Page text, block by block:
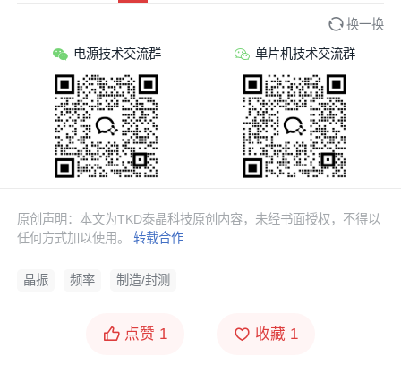
换一换
电源技术交流群 单片机技术交流群
原创声明：本文为TKD泰晶科技原创内容，未经书面授权，不得以
任何方式加以使用。转载合作
晶振 频率 制造/封测
点赞 1 收藏 1